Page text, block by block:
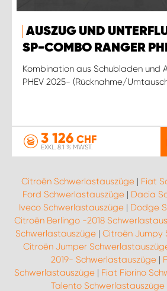
AUSZUG UND
SP-COMBO RANGER
Kombination aus Schubladen und
PHEV 2025- (Rücknahme/
3 126 CHF
EXKL. 8.1 % MWST.
Citroën Schwerlastauszüge | Fiat
Ford Schwerlastauszüge | Dacia
Iveco Schwerlastauszüge | Dodge
Citroën Berlingo -2018
Schwerlastauszüge | Citroën Jumpy
Citroën Jumper
2019- Schwerlastauszüge|
Schwerlastauszüge| Fiat Fiorino
Talento Schwerlastauszüge